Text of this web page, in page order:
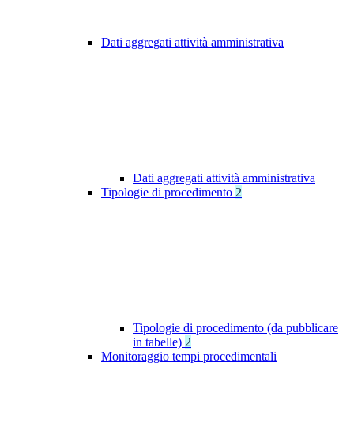
Dati aggregati attività amministrativa
Dati aggregati attività amministrativa
Tipologie di procedimento 2
Tipologie di procedimento (da pubblicare
in tabelle) 2
Monitoraggio tempi procedimentali